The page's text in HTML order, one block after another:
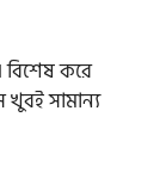
বিশেষ করে
খুবই সামান্য